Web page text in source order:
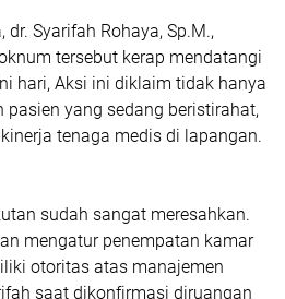
dr. Syarifah Rohaya, Sp.M.,
tersebut kerap mendatangi
hari, Aksi ini diklaim tidak hanya
pasien yang sedang beristirahat,
tenaga medis di lapangan.
sudah sangat meresahkan.
mengatur penempatan kamar
otoritas atas manajemen
saat dikonfirmasi diruangan